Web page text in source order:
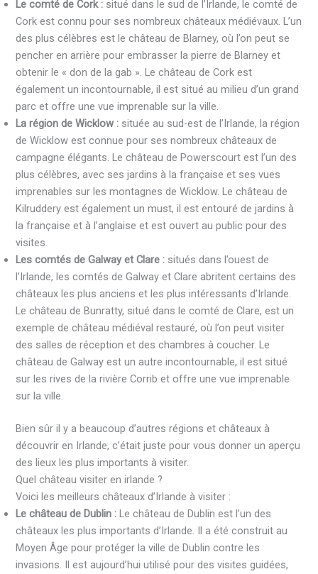
Le comté de Cork : situé dans le sud de l’Irlande, le comté de
Cork est connu pour ses nombreux châteaux médiévaux. L’un
des plus célèbres est le château de Blarney, où l’on peut se
pencher en arrière pour embrasser la pierre de Blarney et
obtenir le « don de la gab ». Le château de Cork est
également un incontournable, il est situé au milieu d’un grand
parc et offre une vue imprenable sur la ville.
La région de Wicklow : située au sud-est de l’Irlande, la région
de Wicklow est connue pour ses nombreux châteaux de
campagne élégants. Le château de Powerscourt est l’un des
plus célèbres, avec ses jardins à la française et ses vues
imprenables sur les montagnes de Wicklow. Le château de
Kilruddery est également un must, il est entouré de jardins à
la française et à l’anglaise et est ouvert au public pour des
visites.
Les comtés de Galway et Clare : situés dans l’ouest de
l’Irlande, les comtés de Galway et Clare abritent certains des
châteaux les plus anciens et les plus intéressants d’Irlande.
Le château de Bunratty, situé dans le comté de Clare, est un
exemple de château médiéval restauré, où l’on peut visiter
des salles de réception et des chambres à coucher. Le
château de Galway est un autre incontournable, il est situé
sur les rives de la rivière Corrib et offre une vue imprenable
sur la ville.
Bien sûr il y a beaucoup d’autres régions et châteaux à
découvrir en Irlande, c’était juste pour vous donner un aperçu
des lieux les plus importants à visiter.
Quel château visiter en irlande ?
Voici les meilleurs châteaux d’Irlande à visiter :
Le château de Dublin : Le château de Dublin est l’un des
châteaux les plus importants d’Irlande. Il a été construit au
Moyen Âge pour protéger la ville de Dublin contre les
invasions. Il est aujourd’hui utilisé pour des visites guidées,